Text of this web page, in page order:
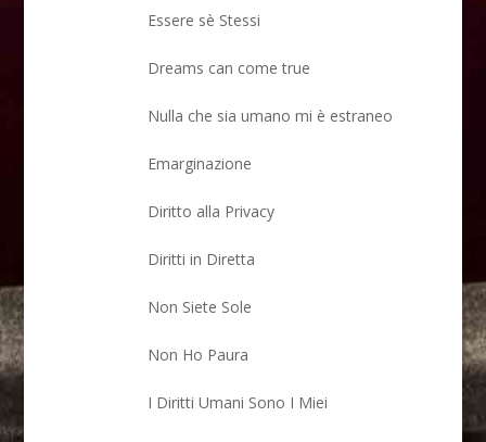
Essere sè Stessi
Dreams can come true
Nulla che sia umano mi è estraneo
Emarginazione
Diritto alla Privacy
Diritti in Diretta
Non Siete Sole
Non Ho Paura
I Diritti Umani Sono I Miei